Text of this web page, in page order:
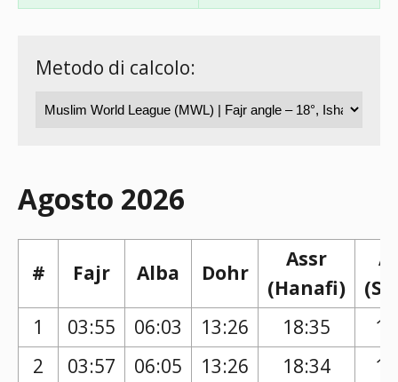
Metodo di calcolo:
Agosto 2026
# Fajr Alba Dohr
Assr
(Hanafi)
1
03:55 06:03 13:26 18:35
2
03:57 06:05 13:26 18:34